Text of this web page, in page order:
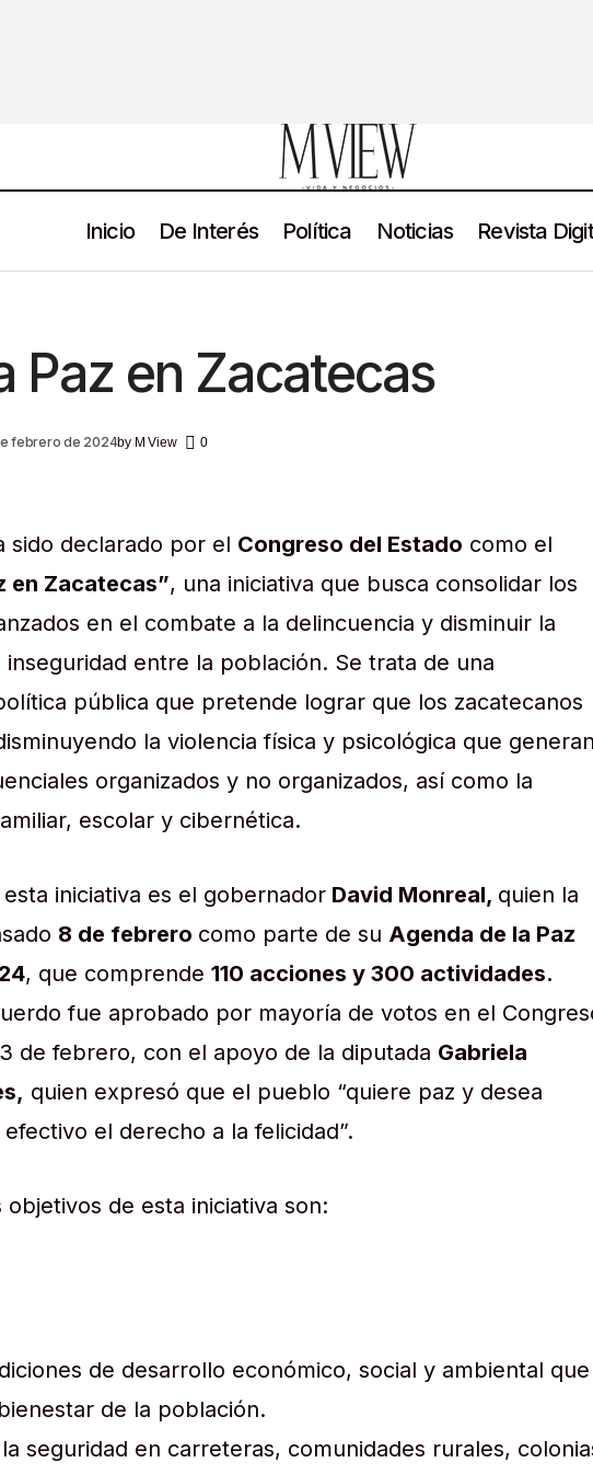
Inicio De Interés Política Noticias Revista
Paz en Zacatecas
febrero de 2024by M View 0
sido declarado por el Congreso del Estado como el
en Zacatecas”, una iniciativa que busca consolidar los
en el combate a la delincuencia y disminuir la
entre la población. Se trata de una
pública que pretende lograr que los zacatecanos
la violencia física y psicológica que
organizados y no organizados, así como la
escolar y cibernética.
iniciativa es el gobernador David Monreal, quien la
8 de febrero como parte de su Agenda de la Paz
, que comprende 110 acciones y 300 actividades.
fue aprobado por mayoría de votos en el
de febrero, con el apoyo de la diputada Gabriela
quien expresó que el pueblo “quiere paz y desea
el derecho a la felicidad”.
objetivos de esta iniciativa son:
de desarrollo económico, social y ambiental que
de la población.
seguridad en carreteras, comunidades rurales,